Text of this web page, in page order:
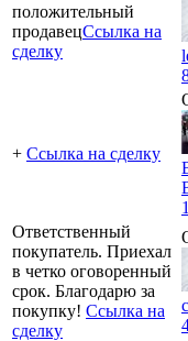
положительный
продавецСсылка на
сделку
+ Ссылка на сделку
Ответственный
покупатель. Приехал
в четко оговоренный
срок. Благодарю за
покупку! Ссылка на
сделку